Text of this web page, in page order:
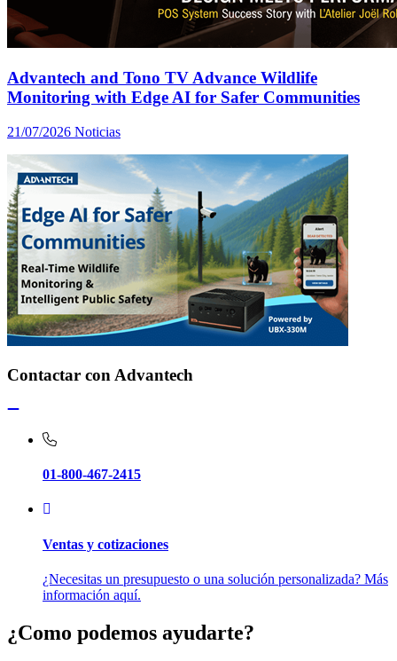
Advantech and Tono TV Advance Wildlife
Monitoring with Edge AI for Safer Communities
21/07/2026 Noticias
Contactar con Advantech
01-800-467-2415
Ventas y cotizaciones
¿Necesitas un presupuesto o una solución personalizada? Más
información aquí.
¿Como podemos ayudarte?